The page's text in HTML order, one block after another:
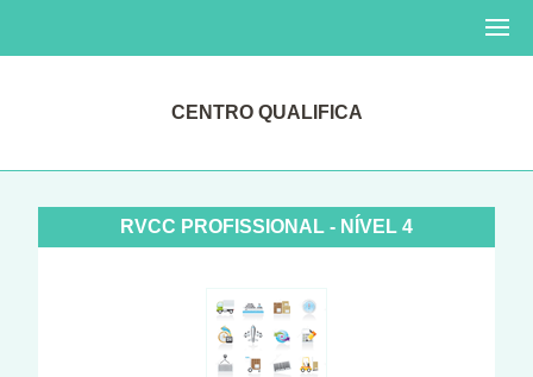
CENTRO QUALIFICA
RVCC PROFISSIONAL - NÍVEL 4